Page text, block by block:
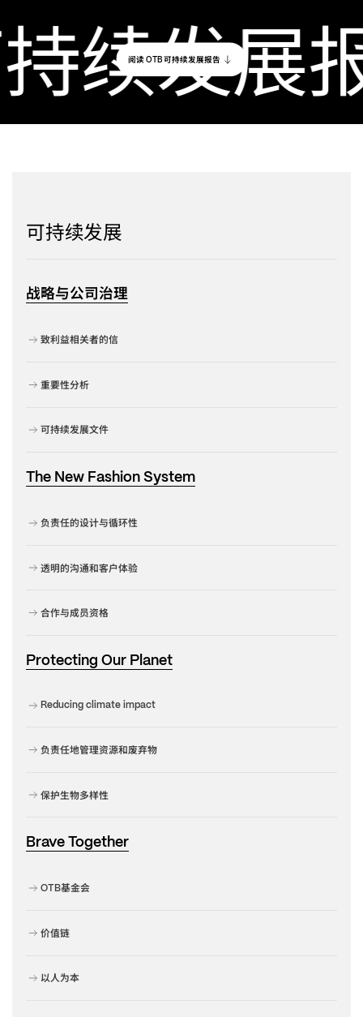
续发展报
阅读 OTB可持续发展报告
可持续发展
战略与公司治理
致利益相关者的信
重要性分析
可持续发展文件
The New Fashion System
负责任的设计与循环性
透明的沟通和客户体验
合作与成员资格
Protecting Our Planet
Reducing climate impact
负责任地管理资源和废弃物
保护生物多样性
Brave Together
OTB基金会
价值链
以人为本